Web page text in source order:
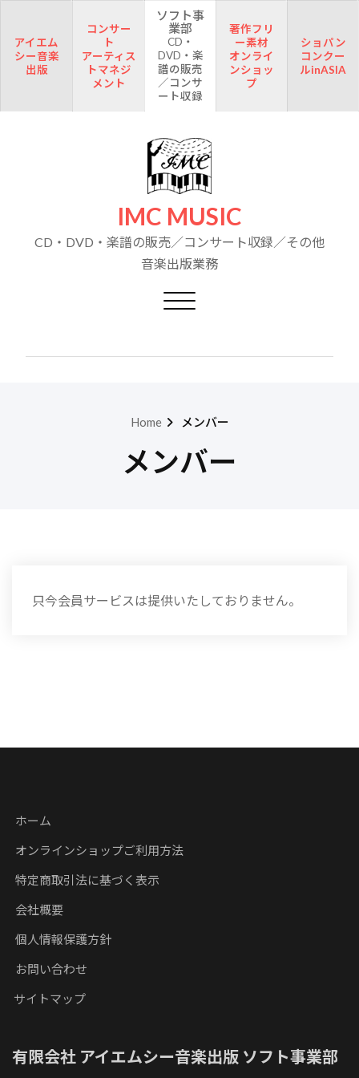
アイエム
シー音楽
出版
コンサー
ト
アーティス
トマネジ
メント
ソフト事
業部
CD・
DVD・楽
譜の販売
／コンサ
ート収録
著作フリ
ー素材
オンライ
ンショッ
プ
ショパン
コンクー
ルinASIA
IMC MUSIC
CD・DVD・楽譜の販売／コンサート収録／その他
音楽出版業務
Toggle navigation
Home メンバー
メンバー
只今会員サービスは提供いたしておりません。
ホーム
オンラインショップご利用方法
特定商取引法に基づく表示
会社概要
個人情報保護方針
お問い合わせ
サイトマップ
有限会社 アイエムシー音楽出版 ソフト事業部